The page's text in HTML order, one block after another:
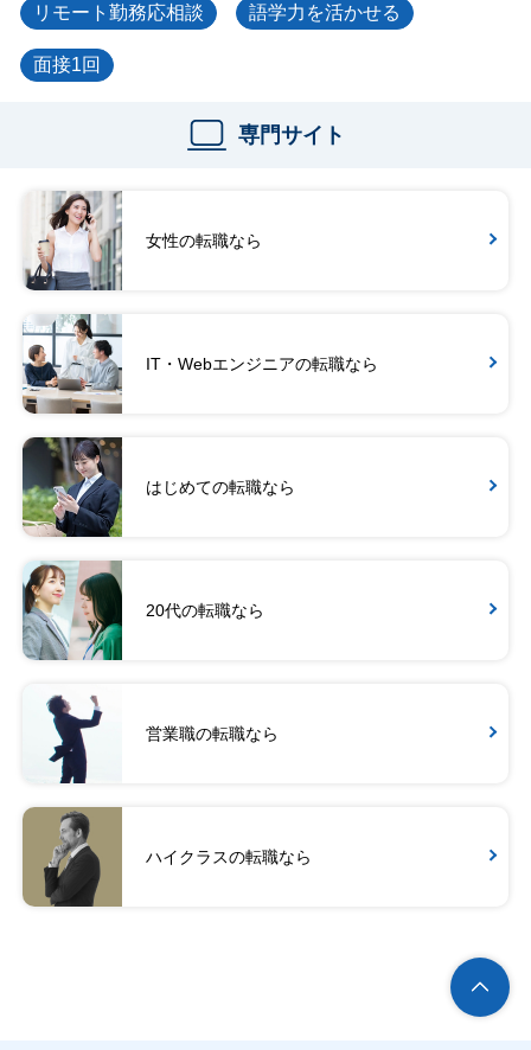
リモート勤務応相談 語学力を活かせる
面接1回
専門サイト
女性の転職なら
IT・Webエンジニアの転職なら
はじめての転職なら
20代の転職なら
営業職の転職なら
ハイクラスの転職なら